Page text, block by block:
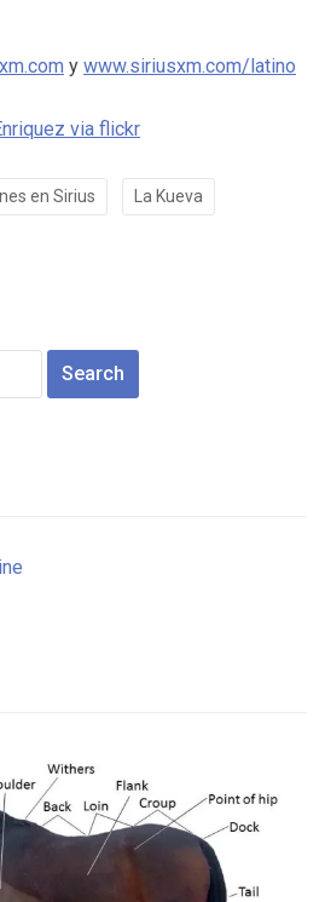
y www.siriusxm.com/latino
via flickr
en Sirius
La Kueva